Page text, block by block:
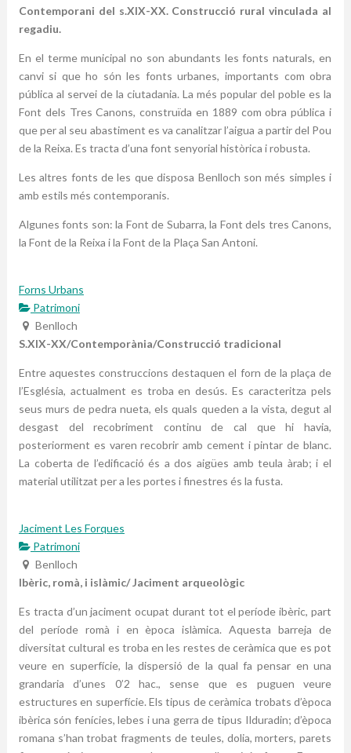
Contemporani del s.XIX-XX. Construcció rural vinculada al
regadiu.
En el terme municipal no son abundants les fonts naturals, en
canvi si que ho són les fonts urbanes, importants com obra
pública al servei de la ciutadania. La més popular del poble es la
Font dels Tres Canons, construïda en 1889 com obra pública i
que per al seu abastiment es va canalitzar l’aigua a partir del Pou
de la Reixa. Es tracta d’una font senyorial històrica i robusta.
Les altres fonts de les que disposa Benlloch son més simples i
amb estils més contemporanis.
Algunes fonts son: la Font de Subarra, la Font dels tres Canons,
la Font de la Reixa i la Font de la Plaça San Antoni.
Forns Urbans
Patrimoni
Benlloch
S.XIX-XX/Contemporània/Construcció tradicional
Entre aquestes construccions destaquen el forn de la plaça de
l’Església, actualment es troba en desús. Es caracteritza pels
seus murs de pedra nueta, els quals queden a la vista, degut al
desgast del recobriment continu de cal que hi havia,
posteriorment es varen recobrir amb cement i pintar de blanc.
La coberta de l’edificació és a dos aigües amb teula àrab; i el
material utilitzat per a les portes i finestres és la fusta.
Jaciment Les Forques
Patrimoni
Benlloch
Ibèric, romà, i islàmic/ Jaciment arqueològic
Es tracta d’un jaciment ocupat durant tot el període ibèric, part
del període romà i en època islàmica. Aquesta barreja de
diversitat cultural es troba en les restes de ceràmica que es pot
veure en superfície, la dispersió de la qual fa pensar en una
grandaria d’unes 0’2 hac., sense que es puguen veure
estructures en superfície. Els tipus de ceràmica trobats d’època
ibèrica són fenícies, lebes i una gerra de tipus Ilduradin; d’època
romana s’han trobat fragments de teules, dolia, morters, parets